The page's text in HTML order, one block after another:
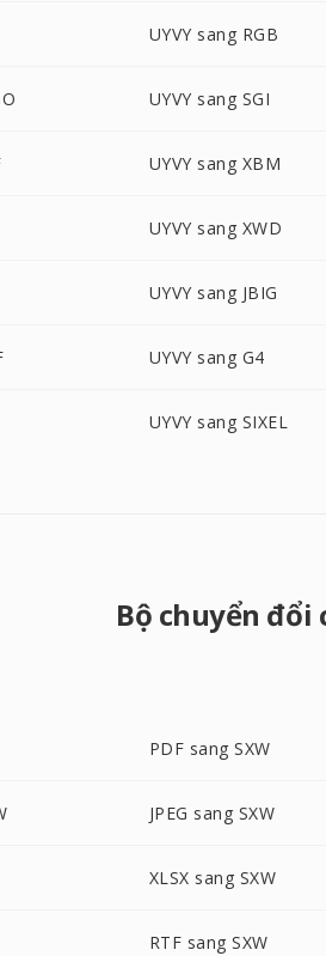
UYVY sang RGB
UYVY sang SGI
UYVY sang XBM
UYVY sang XWD
UYVY sang JBIG
UYVY sang G4
UYVY sang SIXEL
Bộ chuyển đổi
PDF sang SXW
JPEG sang SXW
XLSX sang SXW
RTF sang SXW